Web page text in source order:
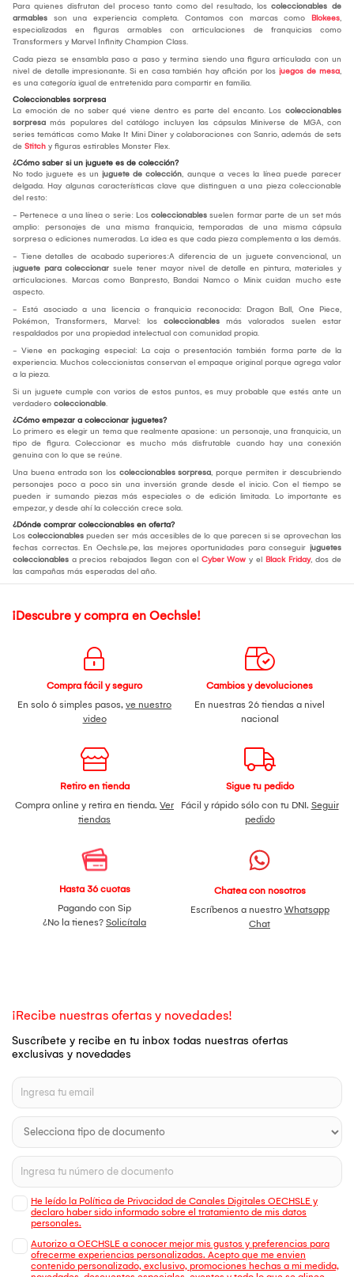
Para quienes disfrutan del proceso tanto como del resultado, los coleccionables de
armables son una experiencia completa. Contamos con marcas como Blokees,
especializadas en figuras armables con articulaciones de franquicias como
Transformers y Marvel Infinity Champion Class.
Cada pieza se ensambla paso a paso y termina siendo una figura articulada con un
nivel de detalle impresionante. Si en casa también hay afición por los juegos de mesa,
es una categoría igual de entretenida para compartir en familia.
Coleccionables sorpresa
La emoción de no saber qué viene dentro es parte del encanto. Los coleccionables
sorpresa más populares del catálogo incluyen las cápsulas Miniverse de MGA, con
series temáticas como Make It Mini Diner y colaboraciones con Sanrio, además de sets
de Stitch y figuras estirables Monster Flex.
¿Cómo saber si un juguete es de colección?
No todo juguete es un juguete de colección, aunque a veces la línea puede parecer
delgada. Hay algunas características clave que distinguen a una pieza coleccionable
del resto:
- Pertenece a una línea o serie: Los coleccionables suelen formar parte de un set más
amplio: personajes de una misma franquicia, temporadas de una misma cápsula
sorpresa o ediciones numeradas. La idea es que cada pieza complementa a las demás.
- Tiene detalles de acabado superiores:A diferencia de un juguete convencional, un
juguete para coleccionar suele tener mayor nivel de detalle en pintura, materiales y
articulaciones. Marcas como Banpresto, Bandai Namco o Minix cuidan mucho este
aspecto.
- Está asociado a una licencia o franquicia reconocida: Dragon Ball, One Piece,
Pokémon, Transformers, Marvel: los coleccionables más valorados suelen estar
respaldados por una propiedad intelectual con comunidad propia.
- Viene en packaging especial: La caja o presentación también forma parte de la
experiencia. Muchos coleccionistas conservan el empaque original porque agrega valor
a la pieza.
Si un juguete cumple con varios de estos puntos, es muy probable que estés ante un
verdadero coleccionable.
¿Cómo empezar a coleccionar juguetes?
Lo primero es elegir un tema que realmente apasione: un personaje, una franquicia, un
tipo de figura. Coleccionar es mucho más disfrutable cuando hay una conexión
genuina con lo que se reúne.
Una buena entrada son los coleccionables sorpresa, porque permiten ir descubriendo
personajes poco a poco sin una inversión grande desde el inicio. Con el tiempo se
pueden ir sumando piezas más especiales o de edición limitada. Lo importante es
empezar, y desde ahí la colección crece sola.
¿Dónde comprar coleccionables en oferta?
Los coleccionables pueden ser más accesibles de lo que parecen si se aprovechan las
fechas correctas. En Oechsle.pe, las mejores oportunidades para conseguir juguetes
coleccionables a precios rebajados llegan con el Cyber Wow y el Black Friday, dos de
las campañas más esperadas del año.
¡Descubre y compra en Oechsle!
Compra fácil y seguro
En solo 6 simples pasos, ve nuestro
video
Cambios y devoluciones
En nuestras 26 tiendas a nivel
nacional
Retiro en tienda
Compra online y retira en tienda. Ver
tiendas
Sigue tu pedido
Fácil y rápido sólo con tu DNI. Seguir
pedido
Hasta 36 cuotas
Pagando con Sip
¿No la tienes? Solicítala
Chatea con nosotros
Escríbenos a nuestro Whatsapp
Chat
¡Recibe nuestras ofertas y novedades!
Suscríbete y recibe en tu inbox todas nuestras ofertas
exclusivas y novedades
He leído la Política de Privacidad de Canales Digitales OECHSLE y
declaro haber sido informado sobre el tratamiento de mis datos
personales.
Autorizo a OECHSLE a conocer mejor mis gustos y preferencias para
ofrecerme experiencias personalizadas. Acepto que me envien
contenido personalizado, exclusivo, promociones hechas a mi medida,